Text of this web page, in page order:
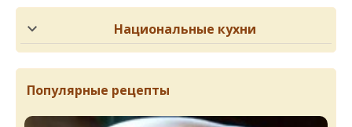
Национальные кухни
Популярные рецепты